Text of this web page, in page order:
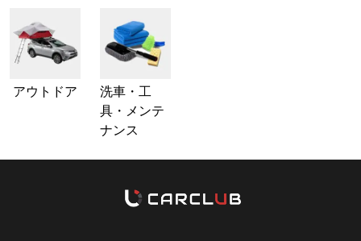
アウトドア
洗車・工
具・メンテ
ナンス